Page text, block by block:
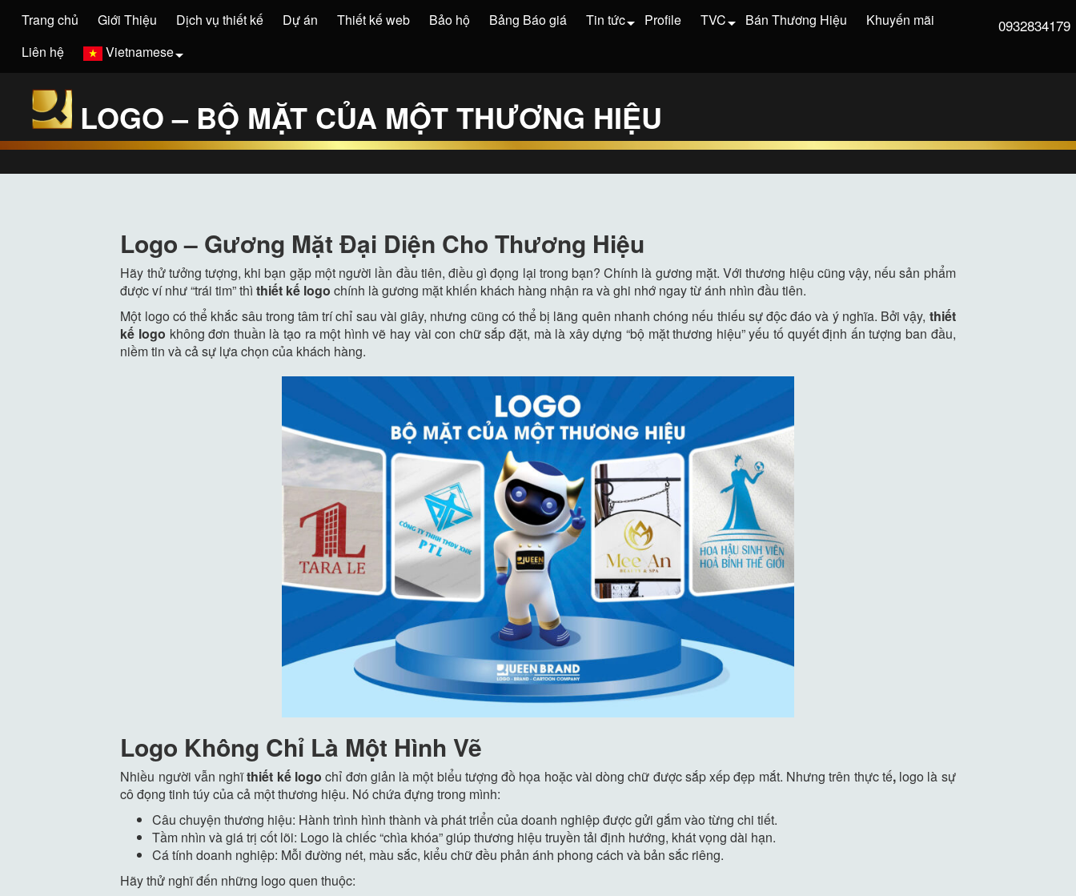
0932834179
Trang chủ Giới Thiệu Dịch vụ thiết kế Dự án Thiết kế web Bảo hộ Bảng Báo giá Tin tức Profile TVC Bán Thương Hiệu
Khuyến mãi
Liên hệ
Vietnamese
LOGO – BỘ MẶT CỦA MỘT THƯƠNG HIỆU
Logo – Gương Mặt Đại Diện Cho Thương Hiệu
Hãy thử tưởng tượng, khi bạn gặp một người lần đầu tiên, điều gì đọng lại trong bạn? Chính là gương mặt. Với thương hiệu cũng vậy, nếu sản phẩm
được ví như “trái tim” thìthiết kế logo chính là gương mặt khiến khách hàng nhận ra và ghi nhớ ngay từ ánh nhìn đầu tiên.
Một logo có thể khắc sâu trong tâm trí chỉ sau vài giây, nhưng cũng có thể bị lãng quên nhanh chóng nếu thiếu sự độc đáo và ý nghĩa. Bởi vậy, thiết
kế logo không đơn thuần là tạo ra một hình vẽ hay vài con chữ sắp đặt, mà là xây dựng “bộ mặt thương hiệu” yếu tố quyết định ấn tượng ban đầu,
niềm tin và cả sự lựa chọn của khách hàng.
Logo Không Chỉ Là Một Hình Vẽ
Nhiều người vẫn nghĩthiết kế logo chỉ đơn giản là một biểu tượng đồ họa hoặc vài dòng chữ được sắp xếp đẹp mắt. Nhưng trên thực tế, logo là sự
cô đọng tinh túy của cả một thương hiệu. Nó chứa đựng trong mình:
Câu chuyện thương hiệu: Hành trình hình thành và phát triển của doanh nghiệp được gửi gắm vào từng chi tiết.
Tầm nhìn và giá trị cốt lõi: Logo là chiếc “chìa khóa” giúp thương hiệu truyền tải định hướng, khát vọng dài hạn.
Cá tính doanh nghiệp: Mỗi đường nét, màu sắc, kiểu chữ đều phản ánh phong cách và bản sắc riêng.
Hãy thử nghĩ đến những logo quen thuộc: